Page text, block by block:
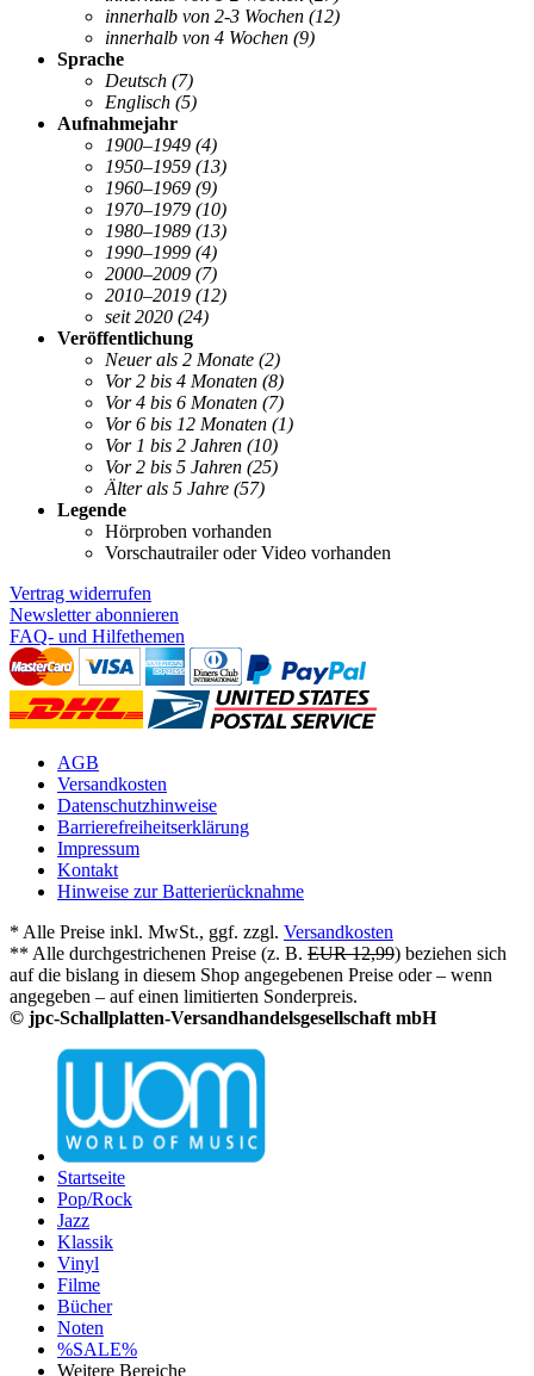
innerhalb von 2-3 Wochen (12)
innerhalb von 4 Wochen (9)
Sprache
Deutsch (7)
Englisch (5)
Aufnahmejahr
1900–1949 (4)
1950–1959 (13)
1960–1969 (9)
1970–1979 (10)
1980–1989 (13)
1990–1999 (4)
2000–2009 (7)
2010–2019 (12)
seit 2020 (24)
Veröffentlichung
Neuer als 2 Monate (2)
Vor 2 bis 4 Monaten (8)
Vor 4 bis 6 Monaten (7)
Vor 6 bis 12 Monaten (1)
Vor 1 bis 2 Jahren (10)
Vor 2 bis 5 Jahren (25)
Älter als 5 Jahre (57)
Legende
Hörproben vorhanden
Vorschautrailer oder Video vorhanden
Vertrag widerrufen
Newsletter abonnieren
FAQ- und Hilfethemen
AGB
Versandkosten
Datenschutzhinweise
Barrierefreiheitserklärung
Impressum
Kontakt
Hinweise zur Batterierücknahme
* Alle Preise inkl. MwSt., ggf. zzgl. Versandkosten
** Alle durchgestrichenen Preise (z. B. EUR 12,99) beziehen sich
auf die bislang in diesem Shop angegebenen Preise oder – wenn
angegeben – auf einen limitierten Sonderpreis.
© jpc-Schallplatten-Versandhandelsgesellschaft mbH
Startseite
Pop/Rock
Jazz
Klassik
Vinyl
Filme
Bücher
Noten
%SALE%
Weitere Bereiche